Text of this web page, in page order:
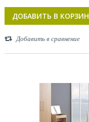
ДОБАВИТЬ В
Добавить в сравнение